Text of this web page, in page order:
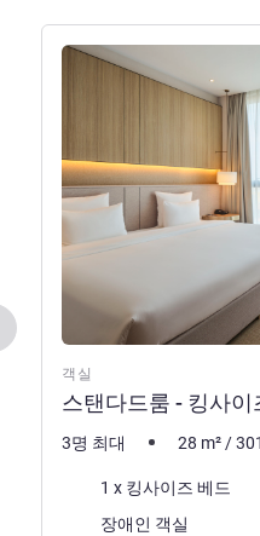
이전 - 객실
객실
스탠다드룸 - 킹사이
세부 정보 보기
3명 최대 28 m² /301
1 x 킹사이즈 베드
장애인 객실